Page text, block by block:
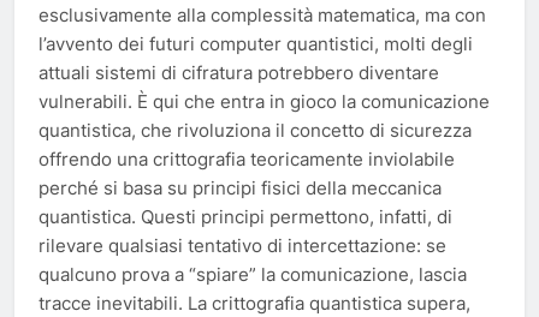
esclusivamente alla complessità matematica, ma con
l’avvento dei futuri computer quantistici, molti degli
attuali sistemi di cifratura potrebbero diventare
vulnerabili. È qui che entra in gioco la comunicazione
quantistica, che rivoluziona il concetto di sicurezza
offrendo una crittografia teoricamente inviolabile
perché si basa su principi fisici della meccanica
quantistica. Questi principi permettono, infatti, di
rilevare qualsiasi tentativo di intercettazione: se
qualcuno prova a “spiare” la comunicazione, lascia
tracce inevitabili. La crittografia quantistica supera,